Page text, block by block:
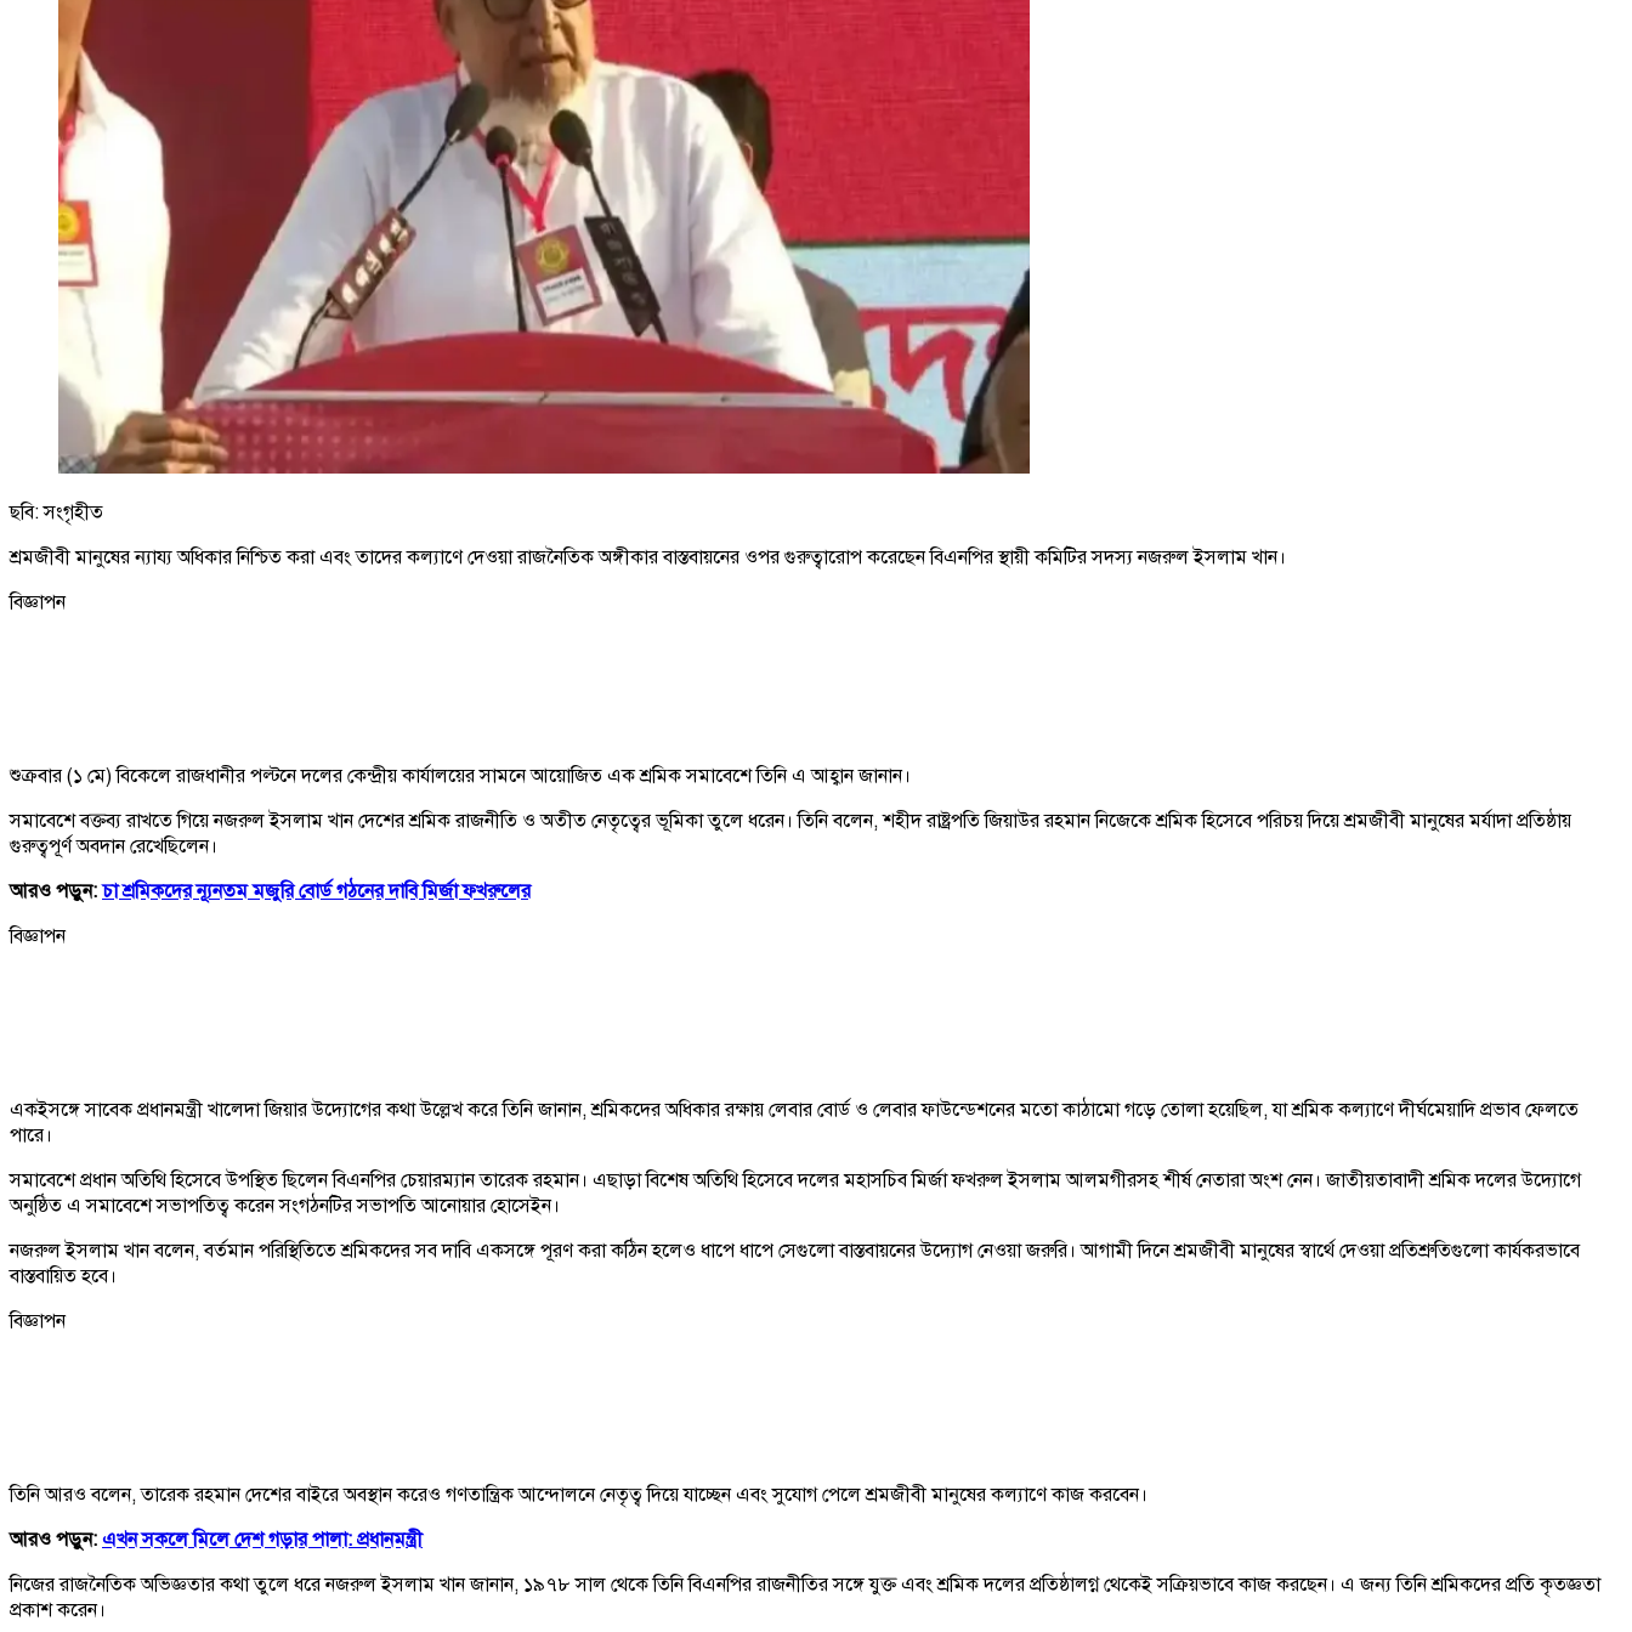
ছবি: সংগৃহীত
শ্রমজীবী মানুষের ন্যায্য অধিকার নিশ্চিত করা এবং তাদের কল্যাণে দেওয়া রাজনৈতিক অঙ্গীকার বাস্তবায়নের ওপর গুরুত্বারোপ করেছেন বিএনপির স্থায়ী কমিটির সদস্য নজরুল ইসলাম খান।
বিজ্ঞাপন
শুক্রবার (১ মে) বিকেলে রাজধানীর পল্টনে দলের কেন্দ্রীয় কার্যালয়ের সামনে আয়োজিত এক শ্রমিক সমাবেশে তিনি এ আহ্বান জানান।
সমাবেশে বক্তব্য রাখতে গিয়ে নজরুল ইসলাম খান দেশের শ্রমিক রাজনীতি ও অতীত নেতৃত্বের ভূমিকা তুলে ধরেন। তিনি বলেন, শহীদ রাষ্ট্রপতি জিয়াউর রহমান নিজেকে শ্রমিক হিসেবে পরিচয় দিয়ে শ্রমজীবী মানুষের মর্যাদা প্রতিষ্ঠায়
গুরুত্বপূর্ণ অবদান রেখেছিলেন।
আরও পড়ুন:চা শ্রমিকদের ন্যূনতম মজুরি বোর্ড গঠনের দাবি মির্জা ফখরুলের
বিজ্ঞাপন
একইসঙ্গে সাবেক প্রধানমন্ত্রী খালেদা জিয়ার উদ্যোগের কথা উল্লেখ করে তিনি জানান, শ্রমিকদের অধিকার রক্ষায় লেবার বোর্ড ও লেবার ফাউন্ডেশনের মতো কাঠামো গড়ে তোলা হয়েছিল, যা শ্রমিক কল্যাণে দীর্ঘমেয়াদি প্রভাব ফেলতে
পারে।
সমাবেশে প্রধান অতিথি হিসেবে উপস্থিত ছিলেন বিএনপির চেয়ারম্যান তারেক রহমান। এছাড়া বিশেষ অতিথি হিসেবে দলের মহাসচিব মির্জা ফখরুল ইসলাম আলমগীরসহ শীর্ষ নেতারা অংশ নেন। জাতীয়তাবাদী শ্রমিক দলের উদ্যোগে
অনুষ্ঠিত এ সমাবেশে সভাপতিত্ব করেন সংগঠনটির সভাপতি আনোয়ার হোসেইন।
নজরুল ইসলাম খান বলেন, বর্তমান পরিস্থিতিতে শ্রমিকদের সব দাবি একসঙ্গে পূরণ করা কঠিন হলেও ধাপে ধাপে সেগুলো বাস্তবায়নের উদ্যোগ নেওয়া জরুরি। আগামী দিনে শ্রমজীবী মানুষের স্বার্থে দেওয়া প্রতিশ্রুতিগুলো কার্যকরভাবে
বাস্তবায়িত হবে।
বিজ্ঞাপন
তিনি আরও বলেন, তারেক রহমান দেশের বাইরে অবস্থান করেও গণতান্ত্রিক আন্দোলনে নেতৃত্ব দিয়ে যাচ্ছেন এবং সুযোগ পেলে শ্রমজীবী মানুষের কল্যাণে কাজ করবেন।
আরও পড়ুন: এখন সকলে মিলে দেশ গড়ার পালা: প্রধানমন্ত্রী
নিজের রাজনৈতিক অভিজ্ঞতার কথা তুলে ধরে নজরুল ইসলাম খান জানান, ১৯৭৮ সাল থেকে তিনি বিএনপির রাজনীতির সঙ্গে যুক্ত এবং শ্রমিক দলের প্রতিষ্ঠালগ্ন থেকেই সক্রিয়ভাবে কাজ করছেন। এ জন্য তিনি শ্রমিকদের প্রতি কৃতজ্ঞতা
প্রকাশ করেন।